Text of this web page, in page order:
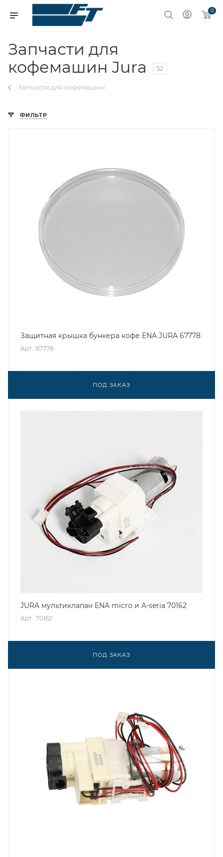
0
Запчасти для
кофемашин Jura
52
Запчасти для кофемашин
ФИЛЬТР
Защитная крышка бункера кофе ENA JURA 67778
Арт.: 67778
ПОД ЗАКАЗ
JURA мультиклапан ENA micro и A-seria 70162
Арт.: 70162
ПОД ЗАКАЗ